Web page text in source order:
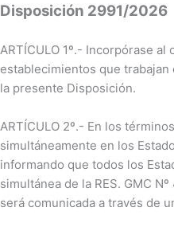
Disposición 2991/2026
ARTÍCULO 1º.- Incorpórase
establecimientos que
la presente Disposición.
ARTÍCULO 2º.- En los
simultáneamente en los
informando que todos los
simultánea de la RES. GMC
será comunicada a través de